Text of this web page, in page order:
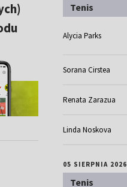
Tenis
Alycia Parks
Sorana Cirstea
Renata Zarazua
Linda Noskova
05 SIERPNIA 2026
Tenis